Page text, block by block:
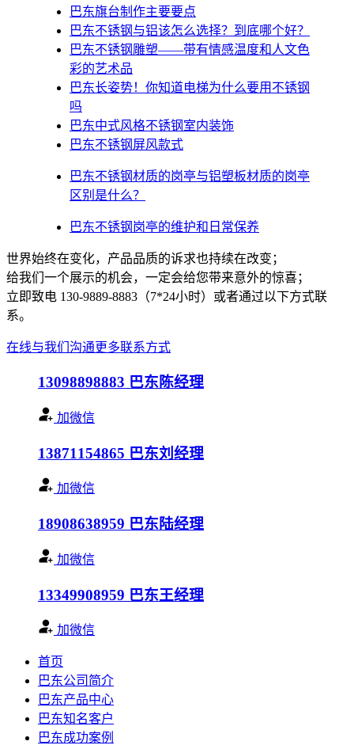
巴东旗台制作主要要点
巴东不锈钢与铝该怎么选择？到底哪个好？
巴东不锈钢雕塑——带有情感温度和人文色
彩的艺术品
巴东​长姿势！你知道电梯为什么要用不锈钢
吗
巴东中式风格不锈钢室内装饰
巴东不锈钢屏风款式
巴东不锈钢材质的岗亭与铝塑板材质的岗亭
区别是什么？
巴东不锈钢岗亭的维护和日常保养
世界始终在变化，产品品质的诉求也持续在改变；
给我们一个展示的机会，一定会给您带来意外的惊喜；
立即致电 130-9889-8883（7*24小时）或者通过以下方式联
系。
在线与我们沟通更多联系方式
13098898883 巴东陈经理
加微信
13871154865 巴东刘经理
加微信
18908638959 巴东陆经理
加微信
13349908959 巴东王经理
加微信
首页
巴东公司简介
巴东产品中心
巴东知名客户
巴东成功案例